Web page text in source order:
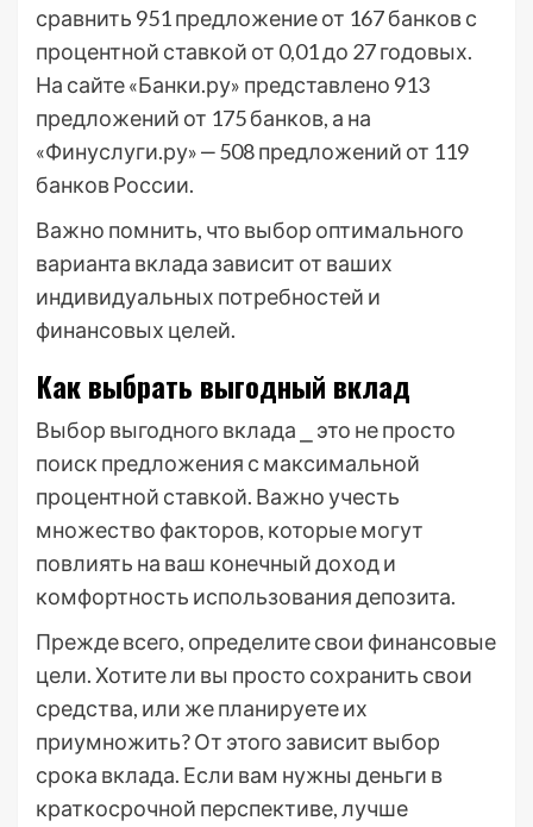
сравнить 951 предложение от 167 банков с
процентной ставкой от 0,01 до 27 годовых.
На сайте «Банки.ру» представлено 913
предложений от 175 банков, а на
«Финуслуги.ру» ‒ 508 предложений от 119
банков России.
Важно помнить, что выбор оптимального
варианта вклада зависит от ваших
индивидуальных потребностей и
финансовых целей.
Как выбрать выгодный вклад
Выбор выгодного вклада ⎯ это не просто
поиск предложения с максимальной
процентной ставкой. Важно учесть
множество факторов, которые могут
повлиять на ваш конечный доход и
комфортность использования депозита.
Прежде всего, определите свои финансовые
цели. Хотите ли вы просто сохранить свои
средства, или же планируете их
приумножить? От этого зависит выбор
срока вклада. Если вам нужны деньги в
краткосрочной перспективе, лучше